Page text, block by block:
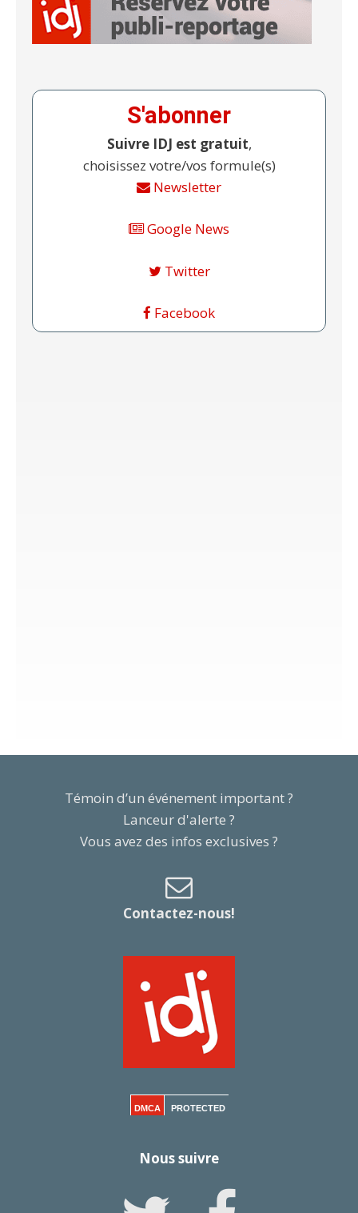
S'abonner
Suivre IDJ est gratuit,
choisissez votre/vos formule(s)
Newsletter
Google News
Twitter
Facebook
Témoin d’un événement important ?
Lanceur d'alerte ?
Vous avez des infos exclusives ?
Contactez-nous!
DMCA PROTECTED
Nous suivre